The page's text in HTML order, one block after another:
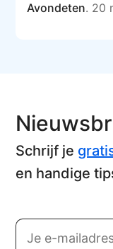
Avondeten. 20
Schrijf je
en handige